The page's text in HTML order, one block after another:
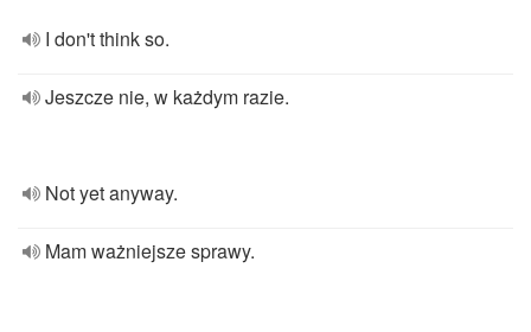
I don't think so.
Jeszcze nie, w każdym razie.
Not yet anyway.
Mam ważniejsze sprawy.